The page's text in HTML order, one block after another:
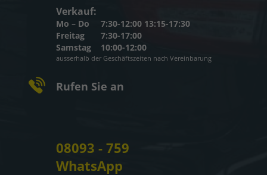
Verkauf:
Mo – Do
7:30-12:00 13:15-17:30
Freitag
7:30-17:00
Samstag
10:00-12:00
ausserhalb der Geschäftszeiten nach Vereinbarung
Rufen Sie an
08093 - 759
WhatsApp